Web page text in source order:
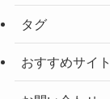
タグ
おすすめサイト